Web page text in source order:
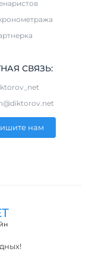
СВЯЗЬ:
нам